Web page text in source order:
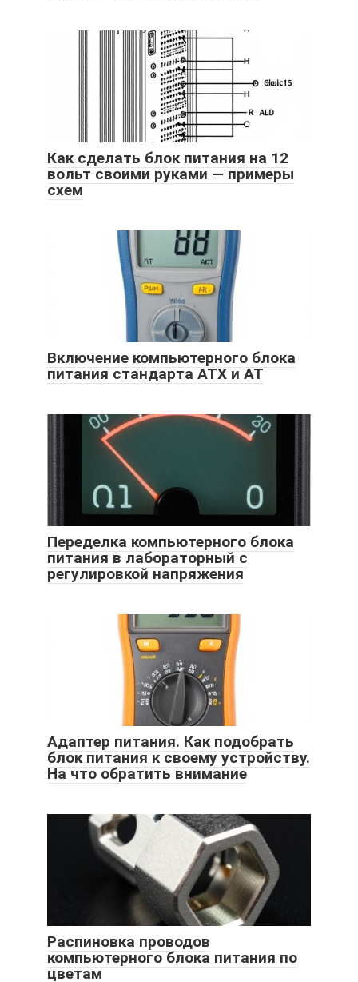
Как сделать блок питания на 12
вольт своими руками — примеры
схем
Включение компьютерного блока
питания стандарта ATX и AT
Переделка компьютерного блока
питания в лабораторный с
регулировкой напряжения
Адаптер питания. Как подобрать
блок питания к своему устройству.
На что обратить внимание
Распиновка проводов
компьютерного блока питания по
цветам